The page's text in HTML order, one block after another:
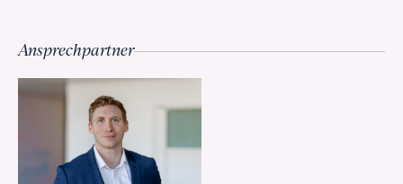
Ansprechpartner